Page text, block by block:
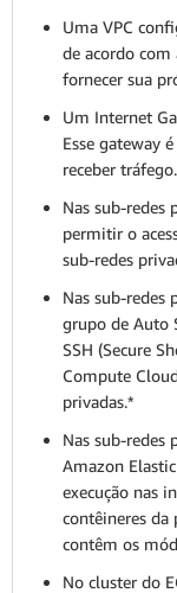
Uma VPC
de acordo com
fornecer sua
Um Internet
Esse gateway
receber
Nas sub-redes
permitir o
sub-redes
Nas sub-redes
grupo de Auto
SSH (Secure
Compute
privadas.*
Nas sub-redes
Amazon
execução nas
contêineres da
contêm os
No cluster do